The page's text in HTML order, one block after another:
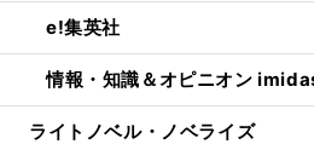
e!集英社
情報・知識＆オピニオン
ライトノベル・ノベライズ